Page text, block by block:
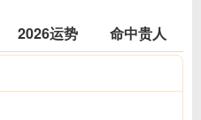
2026运势 命中贵人